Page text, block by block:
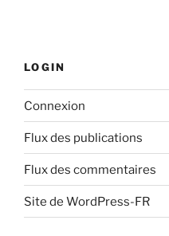
LOGIN
Connexion
Flux des publications
Flux des commentaires
Site de WordPress-FR